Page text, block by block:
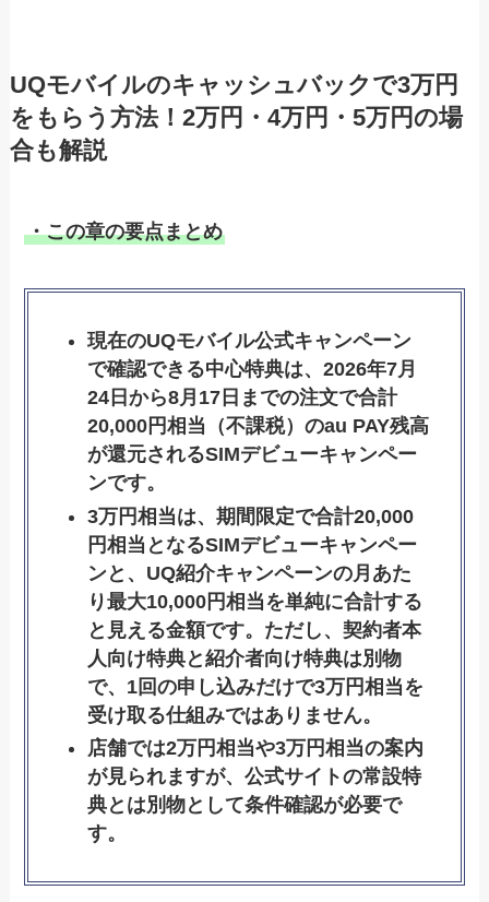
UQモバイルのキャッシュバックで3万円
をもらう方法！2万円・4万円・5万円の場
合も解説
・この章の要点まとめ
現在のUQモバイル公式キャンペーン
で確認できる中心特典は、2026年7月
24日から8月17日までの注文で合計
20,000円相当（不課税）のau PAY残高
が還元されるSIMデビューキャンペー
ンです。
3万円相当は、期間限定で合計20,000
円相当となるSIMデビューキャンペー
ンと、UQ紹介キャンペーンの月あた
り最大10,000円相当を単純に合計する
と見える金額です。ただし、契約者本
人向け特典と紹介者向け特典は別物
で、1回の申し込みだけで3万円相当を
受け取る仕組みではありません。
店舗では2万円相当や3万円相当の案内
が見られますが、公式サイトの常設特
典とは別物として条件確認が必要で
す。